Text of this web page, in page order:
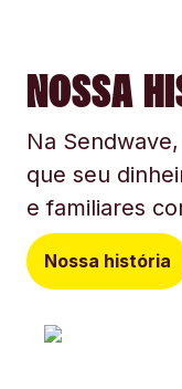
NOSSA
Na
que seu
e familiares
Nossa história